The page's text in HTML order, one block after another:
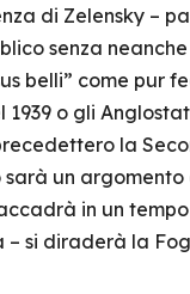
di Zelensky –
senza
belli” come pur
1939 o gli
la
sarà un
in un
– si diraderà la